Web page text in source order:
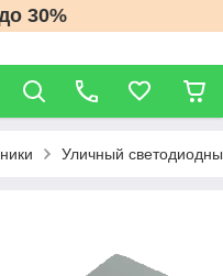
30%
Уличный